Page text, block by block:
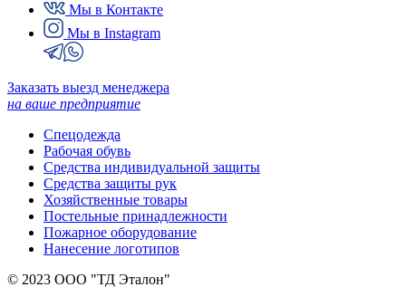
Мы в Контакте
Мы в Instagram
Заказать выезд менеджера
на ваше предприятие
Спецодежда
Рабочая обувь
Средства индивидуальной защиты
Средства защиты рук
Хозяйственные товары
Постельные принадлежности
Пожарное оборудование
Нанесение логотипов
© 2023 ООО "ТД Эталон"